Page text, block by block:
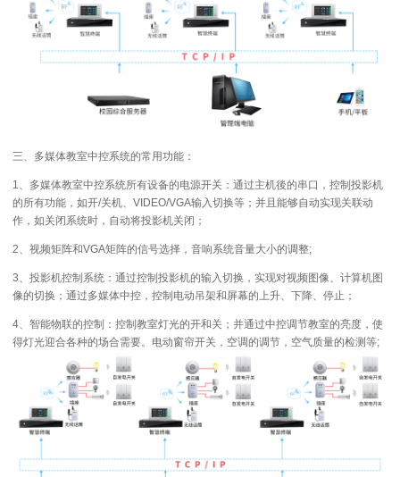
三、多媒体教室中控系统的常用功能：
1、多媒体教室中控系统所有设备的电源开关：通过主机後的串口，控制投影机
的所有功能，如开/关机、VIDEO/VGA输入切换等；并且能够自动实现关联动
作，如关闭系统时，自动将投影机关闭；
2、视频矩阵和VGA矩阵的信号选择，音响系统音量大小的调整;
3、投影机控制系统：通过控制投影机的输入切换，实现对视频图像、计算机图
像的切换；通过多媒体中控，控制电动吊架和屏幕的上升、下降、停止；
4、智能物联的控制：控制教室灯光的开和关；并通过中控调节教室的亮度，使
得灯光迎合各种的场合需要。电动窗帘开关，空调的调节，空气质量的检测等;